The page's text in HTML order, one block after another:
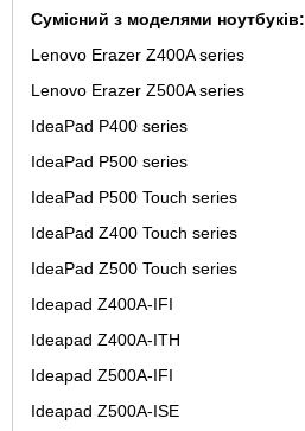
Сумісний з моделями ноутбуків:
Lenovo Erazer Z400A series
Lenovo Erazer Z500A series
IdeaPad P400 series
IdeaPad P500 series
IdeaPad P500 Touch series
IdeaPad Z400 Touch series
IdeaPad Z500 Touch series
Ideapad Z400A-IFI
Ideapad Z400A-ITH
Ideapad Z500A-IFI
Ideapad Z500A-ISE